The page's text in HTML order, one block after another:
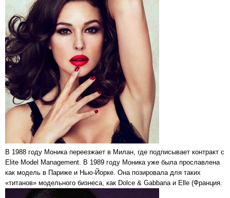
В 1988 году Моника переезжает в Милан, где подписывает контракт с
Elite Model Management. В 1989 году Моника уже была прославлена
как модель в Париже и Нью-Йорке. Она позировала для таких
«титанов» модельного бизнеса, как Dolce & Gabbana и Elle (Франция.